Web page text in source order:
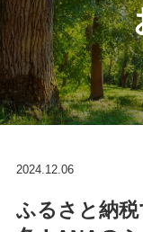
2024.12.06
ふるさと納